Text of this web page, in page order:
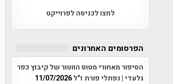
לחצו לכניסה לפרוייקט
הפרסומים האחרונים
הסיפור מאחורי מטוס הווטור של קיבוץ כפר
גלעדי | נפתלי פורת ז"ל11/07/2026